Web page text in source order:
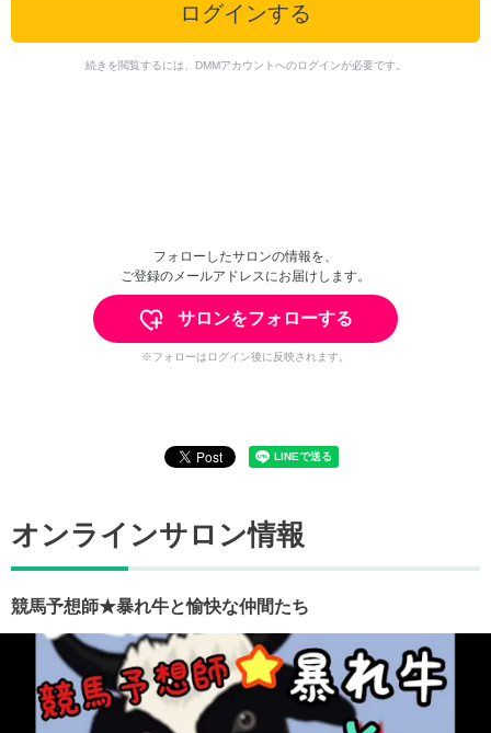
ログインする
続きを閲覧するには、DMMアカウントへのログインが必要です。
フォローしたサロンの情報を、
ご登録のメールアドレスにお届けします。
サロンをフォローする
※フォローはログイン後に反映されます。
オンラインサロン情報
競馬予想師★暴れ牛と愉快な仲間たち